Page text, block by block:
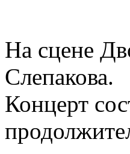
На сцене
Слепакова.
Концерт